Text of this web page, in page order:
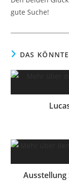
gute Suche!
DAS
Ausstellung